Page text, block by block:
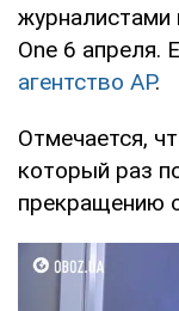
журналистами
One 6 апреля.
агентство AP.
Отмечается,
который раз
прекращению